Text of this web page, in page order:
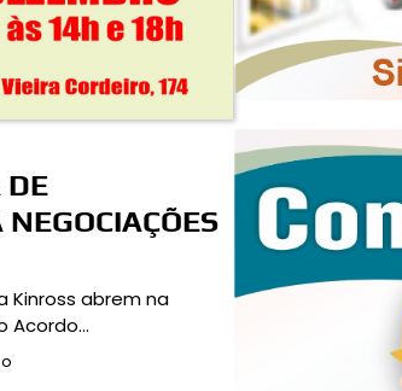
DE
Kinross abrem na
Acordo…